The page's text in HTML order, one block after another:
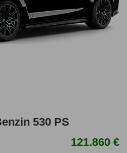
530 PS
121.860 €